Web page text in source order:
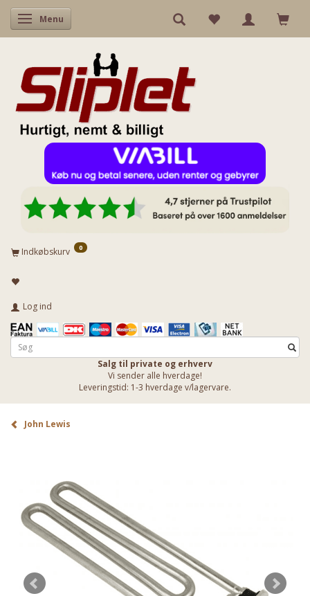
Skifte navigation
Menu
Indkøbskurv 0
Log ind
Salg til private og erhverv
Vi sender alle hverdage!
Leveringstid: 1-3 hverdage v/lagervare.
John Lewis